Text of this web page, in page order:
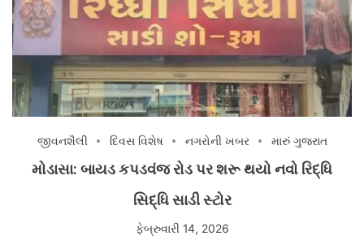
જીવનશૈલી દિવસ વિશેષ નગરોની ખબર મારું ગુજરાત
મોડાસા: બાયડ કપડવંજ રોડ પર શરૂ થયો નવો રિદ્ધિ
સિદ્ધિ સાડી સ્ટોર
ફેબ્રુવારી 14, 2026